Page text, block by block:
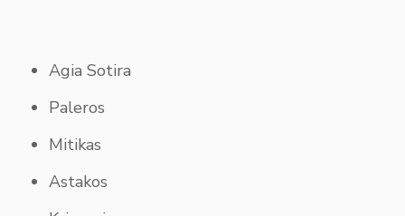
Agia Sotira
Paleros
Mitikas
Astakos